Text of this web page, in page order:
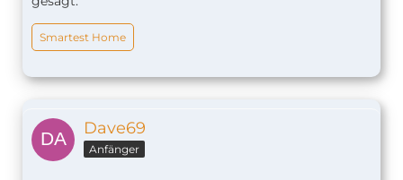
Smartest Home
Dave69
Anfänger